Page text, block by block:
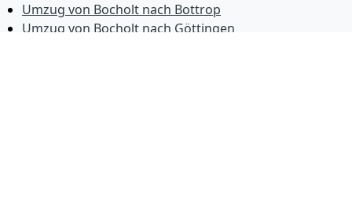
Umzug von Bocholt nach Bottrop
Umzug von Bocholt nach Göttingen